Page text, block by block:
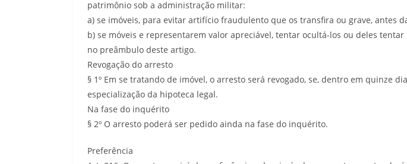
patrimônio sob a administração militar:
a) se imóveis, para evitar artifício fraudulento que os transfira ou grave, antes
b) se móveis e representarem valor apreciável, tentar ocultá-los ou deles
no preâmbulo deste artigo.
Revogação do arresto
§ 1º Em se tratando de imóvel, o arresto será revogado, se, dentro em quinze
especialização da hipoteca legal.
Na fase do inquérito
§ 2º O arresto poderá ser pedido ainda na fase do inquérito.
Preferência